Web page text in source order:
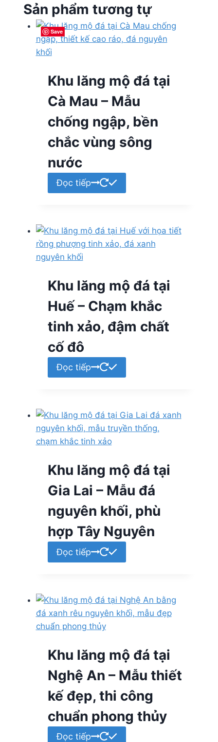
Sản phẩm tương tự
Save
Khu lăng mộ đá tại
Cà Mau – Mẫu
chống ngập, bền
chắc vùng sông
nước
Đọc tiếp
Save
Khu lăng mộ đá tại
Huế – Chạm khắc
tinh xảo, đậm chất
cố đô
Đọc tiếp
Save
Khu lăng mộ đá tại
Gia Lai – Mẫu đá
nguyên khối, phù
hợp Tây Nguyên
Đọc tiếp
Save
Khu lăng mộ đá tại
Nghệ An – Mẫu thiết
kế đẹp, thi công
chuẩn phong thủy
Đọc tiếp